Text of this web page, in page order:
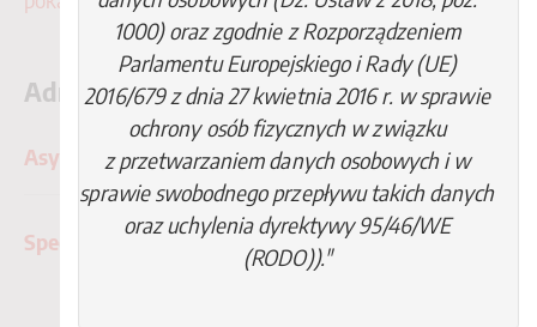
Administracja
Asystentka/Asystent Zarządu
Specjalista ds. prawnych
1000) oraz zgodnie z Rozporządzeniem
Parlamentu Europejskiego i Rady (UE)
2016/679 z dnia 27 kwietnia 2016 r. w sprawie
ochrony osób fizycznych w związku
z przetwarzaniem danych osobowych i w
sprawie swobodnego przepływu takich danych
oraz uchylenia dyrektywy 95/46/WE
(RODO))."